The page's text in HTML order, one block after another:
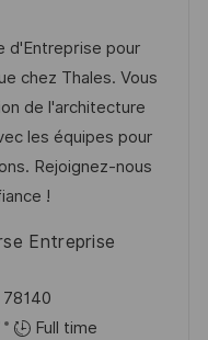
d'Entreprise pour
chez Thales. Vous
de l'architecture
les équipes pour
Rejoignez-nous
!
Entreprise
78140
Full time